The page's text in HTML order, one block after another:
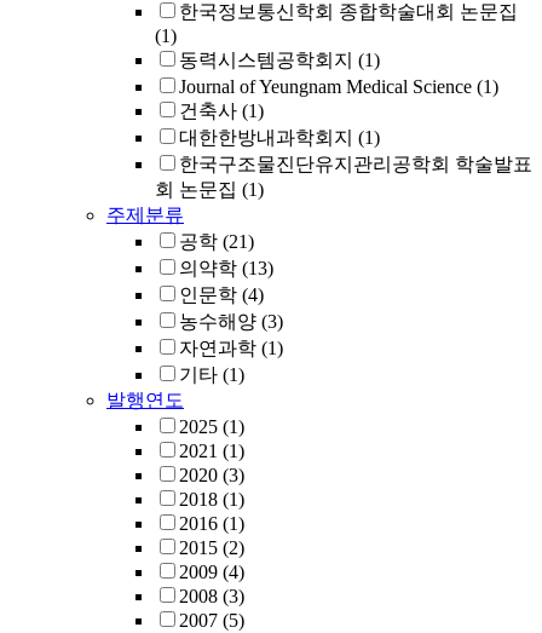
한국정보통신학회 종합학술대회 논문집
(1)
동력시스템공학회지 (1)
Journal of Yeungnam Medical Science (1)
건축사 (1)
대한한방내과학회지 (1)
한국구조물진단유지관리공학회 학술발표
회 논문집 (1)
주제분류
공학 (21)
의약학 (13)
인문학 (4)
농수해양 (3)
자연과학 (1)
기타 (1)
발행연도
2025 (1)
2021 (1)
2020 (3)
2018 (1)
2016 (1)
2015 (2)
2009 (4)
2008 (3)
2007 (5)